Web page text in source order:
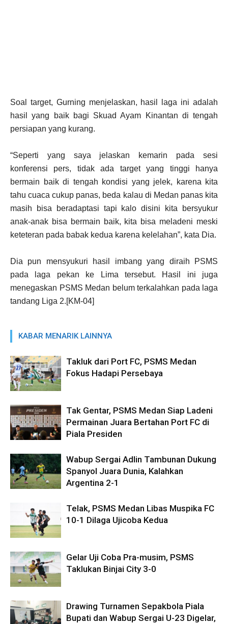
Soal target, Gurning menjelaskan, hasil laga ini adalah
hasil yang baik bagi Skuad Ayam Kinantan di tengah
persiapan yang kurang.
“Seperti yang saya jelaskan kemarin pada sesi
konferensi pers, tidak ada target yang tinggi hanya
bermain baik di tengah kondisi yang jelek, karena kita
tahu cuaca cukup panas, beda kalau di Medan panas kita
masih bisa beradaptasi tapi kalo disini kita bersyukur
anak-anak bisa bermain baik, kita bisa meladeni meski
keteteran pada babak kedua karena kelelahan”, kata Dia.
Dia pun mensyukuri hasil imbang yang diraih PSMS
pada laga pekan ke Lima tersebut. Hasil ini juga
menegaskan PSMS Medan belum terkalahkan pada laga
tandang Liga 2.[KM-04]
KABAR MENARIK LAINNYA
Takluk dari Port FC, PSMS Medan
Fokus Hadapi Persebaya
Tak Gentar, PSMS Medan Siap Ladeni
Permainan Juara Bertahan Port FC di
Piala Presiden
Wabup Sergai Adlin Tambunan Dukung
Spanyol Juara Dunia, Kalahkan
Argentina 2-1
Telak, PSMS Medan Libas Muspika FC
10-1 Dilaga Ujicoba Kedua
Gelar Uji Coba Pra-musim, PSMS
Taklukan Binjai City 3-0
Drawing Turnamen Sepakbola Piala
Bupati dan Wabup Sergai U-23 Digelar,